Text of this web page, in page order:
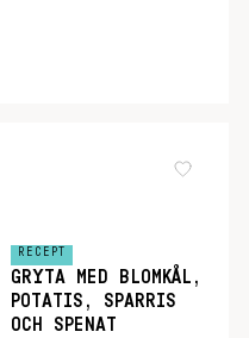
RECEPT
GRYTA MED BLOMKÅL,
POTATIS, SPARRIS
OCH SPENAT